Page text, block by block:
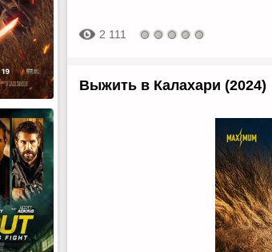
2 111
Выжить в Калахари (2024)